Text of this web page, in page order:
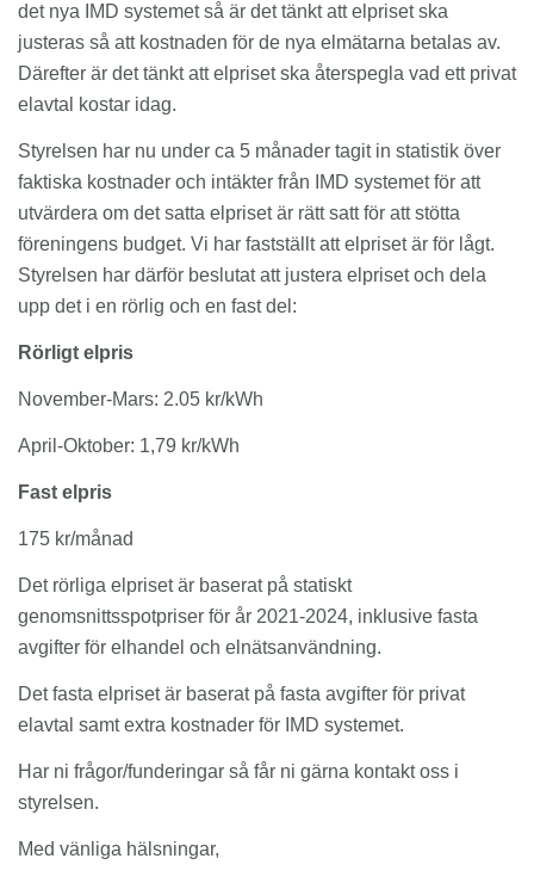
det nya IMD systemet så är det tänkt att elpriset ska
justeras så att kostnaden för de nya elmätarna betalas av.
Därefter är det tänkt att elpriset ska återspegla vad ett privat
elavtal kostar idag.
Styrelsen har nu under ca 5 månader tagit in statistik över
faktiska kostnader och intäkter från IMD systemet för att
utvärdera om det satta elpriset är rätt satt för att stötta
föreningens budget. Vi har fastställt att elpriset är för lågt.
Styrelsen har därför beslutat att justera elpriset och dela
upp det i en rörlig och en fast del:
Rörligt elpris
November-Mars: 2.05 kr/kWh
April-Oktober: 1,79 kr/kWh
Fast elpris
175 kr/månad
Det rörliga elpriset är baserat på statiskt
genomsnittsspotpriser för år 2021-2024, inklusive fasta
avgifter för elhandel och elnätsanvändning.
Det fasta elpriset är baserat på fasta avgifter för privat
elavtal samt extra kostnader för IMD systemet.
Har ni frågor/funderingar så får ni gärna kontakt oss i
styrelsen.
Med vänliga hälsningar,